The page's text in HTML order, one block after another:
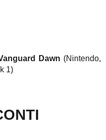
Dawn (Nintendo,
1)